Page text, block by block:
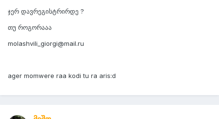
ჯერ დავრეგისტრირდე ?
თუ როგორააა
molashvili_giorgi@mail.ru
ager momwere raa kodi tu ra aris:d